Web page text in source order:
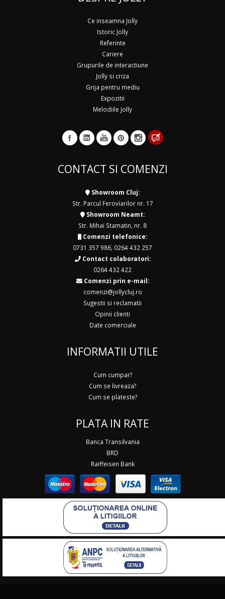
Ce inseamna Jolly
Istoric Jolly
Referinte
Cariere
Grupurile de interactiune
Jolly si criza
Grija pentru mediu
Expozitii
Melodiile Jolly
CONTACT SI COMENZI
Showroom Cluj:
Str. Parcul Feroviarilor nr. 17
Showroom Neamt:
Str. Mihai Stamatin, nr. 8
Comenzi telefonice:
0731 357 986 0264 432 257
Contact colaboratori:
0264 432 422
Comenzi prin e-mail:
comenzi@jollycluj.ro
Sugestii si reclamatii
Opinii clienti
Date comerciale
INFORMATII UTILE
Cum cumpar?
Cum se livreaza?
Cum se plateste?
PLATA IN RATE
Banca Transilvania
BRD
Raiffeisen Bank